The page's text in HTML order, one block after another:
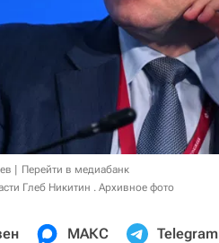
Перейти в медиабанк
Глеб Никитин . Архивное фото
МАКС Telegram